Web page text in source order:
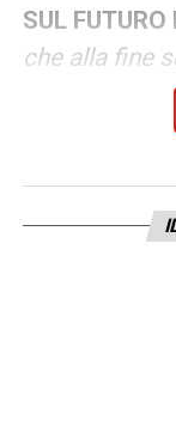
SUL
che alla fine
Alcuni
IL LASCITO
giocatori che